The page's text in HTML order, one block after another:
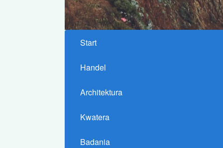
Start
Handel
Architektura
Kwatera
Badania